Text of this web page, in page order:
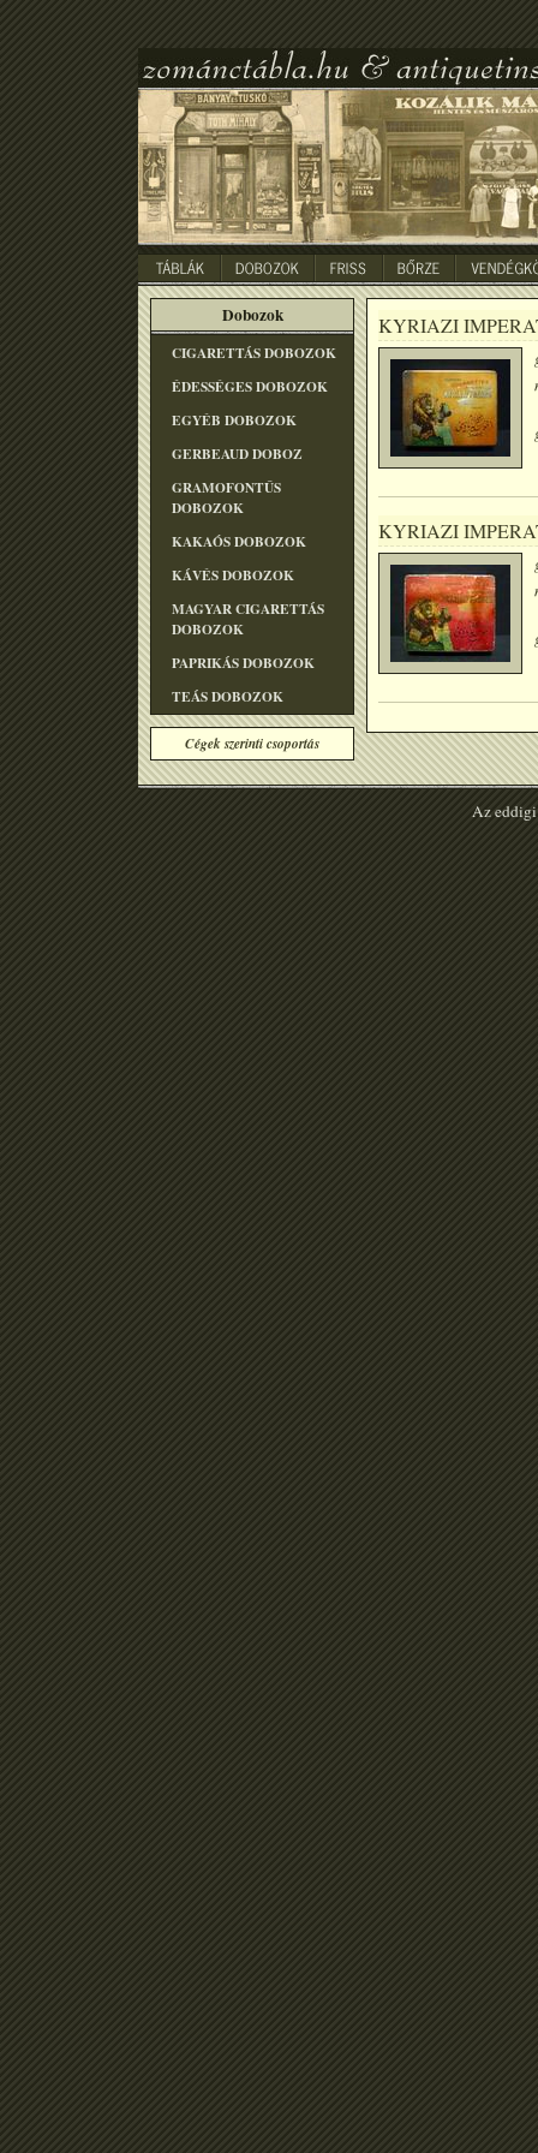
Dobozok
CIGARETTÁS DOBOZOK
ÉDESSÉGES DOBOZOK
EGYÉB DOBOZOK
GERBEAUD DOBOZ
GRAMOFONTÛS
DOBOZOK
KAKAÓS DOBOZOK
KÁVÉS DOBOZOK
MAGYAR CIGARETTÁS
DOBOZOK
PAPRIKÁS DOBOZOK
TEÁS DOBOZOK
Cégek szerinti csoportás
KYRIAZI
KYRIAZI
Az